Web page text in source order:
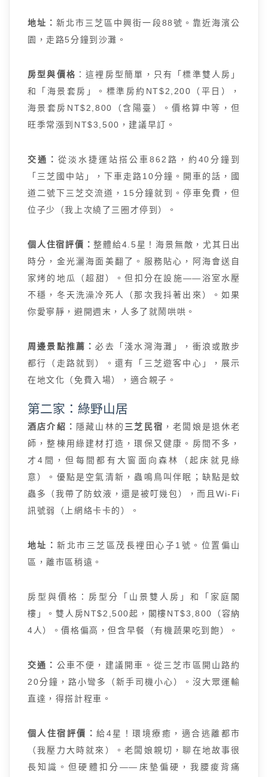
地址：新北市三芝區中興街一段88號。靠近海濱公
園，走路5分鐘到沙灘。
房型與價格 ：這裡房型簡單，只有「標準雙人房」
和「海景套房」。標準房約NT$2,200（平日），
海景套房NT$2,800（含陽臺）。價格算中等，但
旺季常漲到NT$3,500，建議早訂。
交通：從淡水捷運站搭公車862路，約40分鐘到
「三芝國中站」，下車走路10分鐘。開車的話，國
道二號下三芝交流道，15分鐘就到。停車免費，但
位子少（我上次繞了三圈才停到）。
個人住宿評價：整體給4.5星！海景無敵，尤其日出
時分，金光灑海面美翻了。服務貼心，阿海會送自
家烤的地瓜（超甜）。但扣分在設施——浴室水壓
不穩，冬天洗澡冷死人（那次我抖著出來）。如果
你愛寧靜，避開週末，人多了就鬧哄哄。
周邊景點推薦：必去「淺水灣海灘」，衝浪或散步
都行（走路就到）。還有「三芝遊客中心」，展示
在地文化（免費入場），適合親子。
第二家：綠野山居
酒店介紹： 隱藏山林的 三芝民宿 ，老闆娘是退休老
師，整棟用綠建材打造，環保又健康。房間不多，
才4間，但每間都有大窗面向森林（起床就見綠
意）。優點是空氣清新，蟲鳴鳥叫伴眠；缺點是蚊
蟲多（我帶了防蚊液，還是被叮幾包），而且Wi-Fi
訊號弱（上網絡卡卡的）。
地址：新北市三芝區茂長裡田心子1號。位置偏山
區，離市區稍遠。
房型與價格：房型分「山景雙人房」和「家庭閣
樓」。雙人房NT$2,500起，閣樓NT$3,800（容納
4人）。價格偏高，但含早餐（有機蔬果吃到飽）。
交通： 公車不便，建議開車。從三芝市區開山路約
20分鐘，路小彎多（新手司機小心）。沒大眾運輸
直達，得搭計程車。
個人住宿評價：給4星！環境療癒，適合逃離都市
（我壓力大時就來）。老闆娘親切，聊在地故事很
長知識。但硬體扣分——床墊偏硬，我腰痠背痛